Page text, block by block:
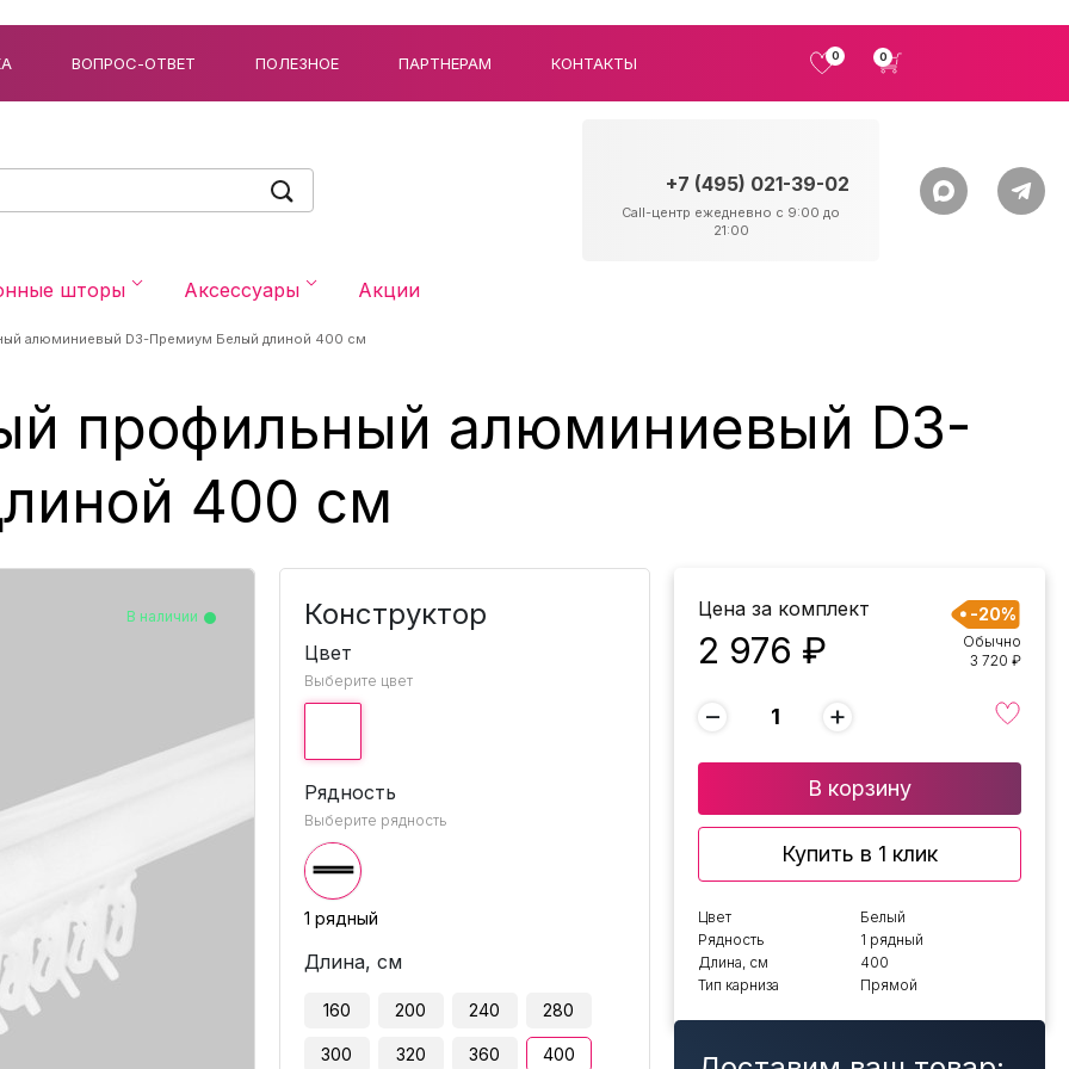
ВОПРОС-ОТВЕТ ПОЛЕЗНОЕ ПАРТНЕРАМ КОНТАКТЫ 0 0
+7 (495) 021-39-02
Call-центр ежедневно с 9:00 до
21:00
шторы Аксессуары Акции
алюминиевый D3-Премиум Белый длиной 400 см
профильный алюминиевый D3-
400 см
В наличии
В наличии
В наличии
В наличии
В наличии
В наличии
В наличии
В наличии
В наличии
В наличии
В наличии Конструктор
Цвет
Выберите цвет
Рядность
Выберите рядность
1 рядный
Длина, см
160 200 240 280
300 320 360 400
Цена за комплект
2 976 ₽
-20%
Обычно
3 720 ₽
− +
В корзину
Купить в 1 клик
Цвет
Белый
Рядность
1 рядный
Длина, см
400
Тип карниза
Прямой